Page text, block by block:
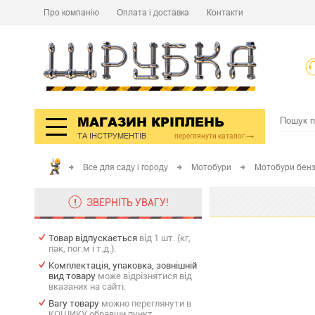
Про компанію Оплата і доставка Контакти
переглянути каталог
МАГАЗИН КРІПЛЕНЬ
ТА ІНСТРУМЕНТІВ
Все для саду і городу Мотобури Мотобури
ЗВЕРНІТЬ УВАГУ!
Товар відпускається від 1 шт. (кг,
пак, пог.м і т.д.).
Комплектація, упаковка, зовнішній
вид товару може відрізнятися від
вказаних на сайті.
Вагу товару можно переглянути в